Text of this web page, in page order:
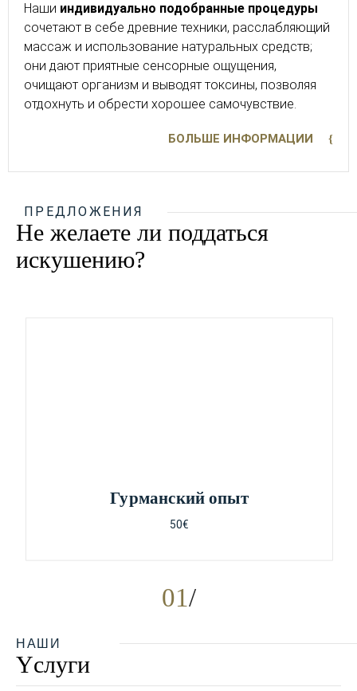
Наши индивидуально подобранные процедуры
сочетают в себе древние техники, расслабляющий
массаж и использование натуральных средств;
они дают приятные сенсорные ощущения,
очищают организм и выводят токсины, позволяя
отдохнуть и обрести хорошее самочувствие.
БОЛЬШЕ ИНФОРМАЦИИ
ПРЕДЛОЖЕНИЯ
Не желаете ли поддаться
искушению?
01
Гурманский опыт
50€
НАШИ
Yслуги